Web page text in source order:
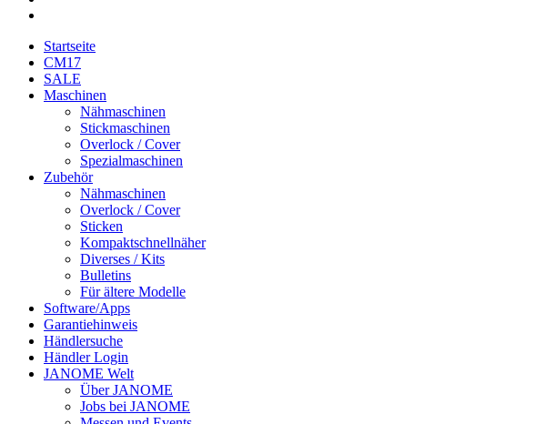
Startseite
CM17
SALE
Maschinen
Nähmaschinen
Stickmaschinen
Overlock / Cover
Spezialmaschinen
Zubehör
Nähmaschinen
Overlock / Cover
Sticken
Kompaktschnellnäher
Diverses / Kits
Bulletins
Für ältere Modelle
Software/Apps
Garantiehinweis
Händlersuche
Händler Login
JANOME Welt
Über JANOME
Jobs bei JANOME